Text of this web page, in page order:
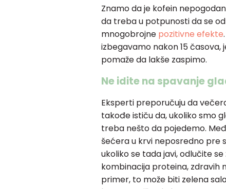
Znamo da je kofein
da treba u potpunosti da se
mnogobrojne pozitivne efekte
izbegavamo nakon 15
pomaže da lakše zaspimo.
Ne idite na spavanje
Eksperti preporučuju da
takođe ističu da, ukoliko smo
treba nešto da pojedemo.
šećera u krvi neposredno pre
ukoliko se tada javi, odlučite
kombinacija proteina, zdravih
primer, to može biti zelena